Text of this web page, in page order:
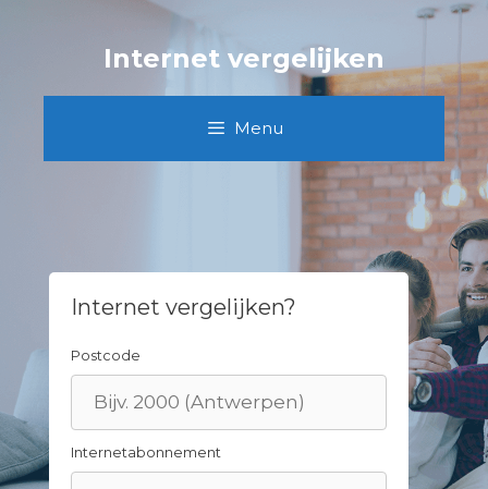
Internet vergelijken
Menu
Internet vergelijken?
Postcode
Internetabonnement